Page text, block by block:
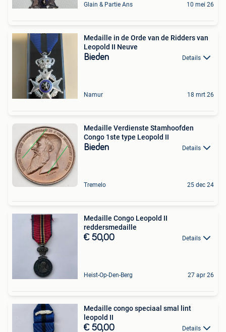
Glain & Partie Ans 10 mei 26
Medaille in de Orde van de Ridders van
Leopold II Neuve
Bieden Details
Namur 18 mrt 26
Medaille Verdienste Stamhoofden
Congo 1ste type Leopold II
Bieden Details
Tremelo 25 dec 24
Medaille Congo Leopold II
reddersmedaille
€ 50,00 Details
Heist-Op-Den-Berg 27 apr 26
Medaille congo speciaal smal lint
leopold II
€ 50,00 Details